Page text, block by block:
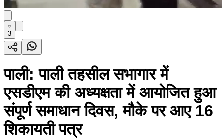
3
पाली: पाली तहसील सभागार में
एसडीएम की अध्यक्षता में आयोजित हुआ
संपूर्ण समाधान दिवस, मौके पर आए 16
शिकायती पत्र